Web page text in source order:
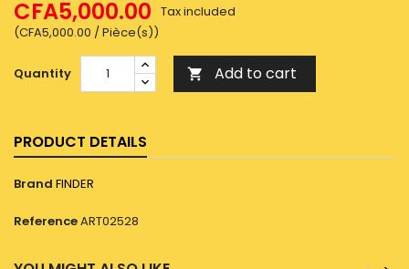
CFA5,000.00
(CFA5,000.00 / Pièce(s))
Tax included
Quantity  Add to cart
PRODUCT DETAILS
Brand FINDER
ReferenceART02528